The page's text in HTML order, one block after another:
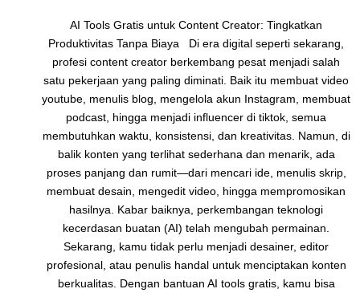
AI Tools Gratis untuk Content Creator: Tingkatkan
Produktivitas Tanpa Biaya Di era digital seperti sekarang,
profesi content creator berkembang pesat menjadi salah
satu pekerjaan yang paling diminati. Baik itu membuat video
youtube, menulis blog, mengelola akun Instagram, membuat
podcast, hingga menjadi influencer di tiktok, semua
membutuhkan waktu, konsistensi, dan kreativitas. Namun, di
balik konten yang terlihat sederhana dan menarik, ada
proses panjang dan rumit—dari mencari ide, menulis skrip,
membuat desain, mengedit video, hingga mempromosikan
hasilnya. Kabar baiknya, perkembangan teknologi
kecerdasan buatan (AI) telah mengubah permainan.
Sekarang, kamu tidak perlu menjadi desainer, editor
profesional, atau penulis handal untuk menciptakan konten
berkualitas. Dengan bantuan AI tools gratis, kamu bisa